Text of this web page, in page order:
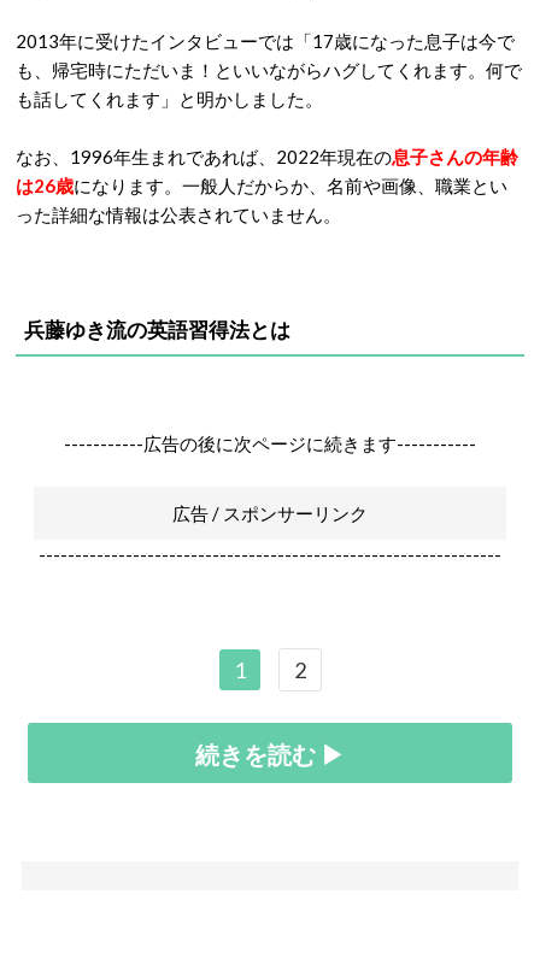
2013年に受けたインタビューでは「17歳になった息子は今で
も、帰宅時にただいま！といいながらハグしてくれます。何で
も話してくれます」と明かしました。
なお、1996年生まれであれば、2022年現在の息子さんの年齢
は26歳になります。一般人だからか、名前や画像、職業とい
った詳細な情報は公表されていません。
兵藤ゆき流の英語習得法とは
-----------広告の後に次ページに続きます-----------
広告 / スポンサーリンク
----------------------------------------------------------------
1 2
続きを読む ▶